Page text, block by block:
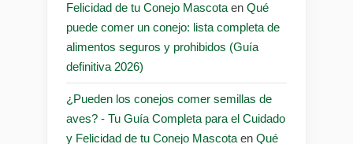
Felicidad de tu Conejo Mascota en Qué
puede comer un conejo: lista completa de
alimentos seguros y prohibidos (Guía
definitiva 2026)
¿Pueden los conejos comer semillas de
aves? - Tu Guía Completa para el Cuidado
y Felicidad de tu Conejo Mascota en Qué